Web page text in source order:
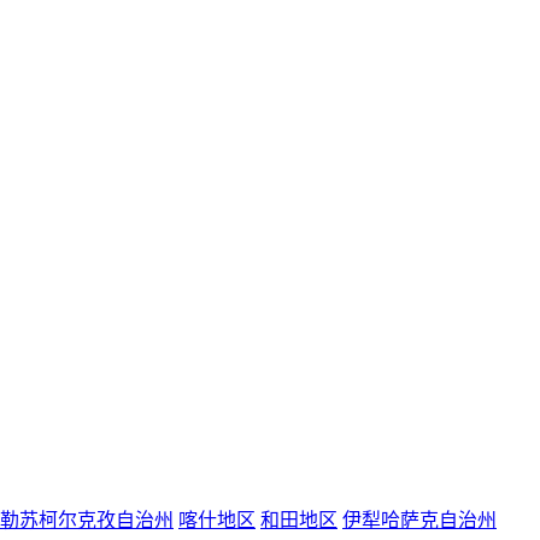
苏柯尔克孜自治州 喀什地区 和田地区 伊犁哈萨克自治州